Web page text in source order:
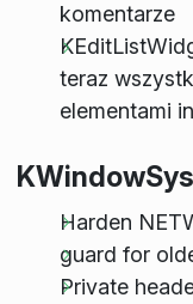
komentarze
teraz
elementami
Harden
guard for
Private